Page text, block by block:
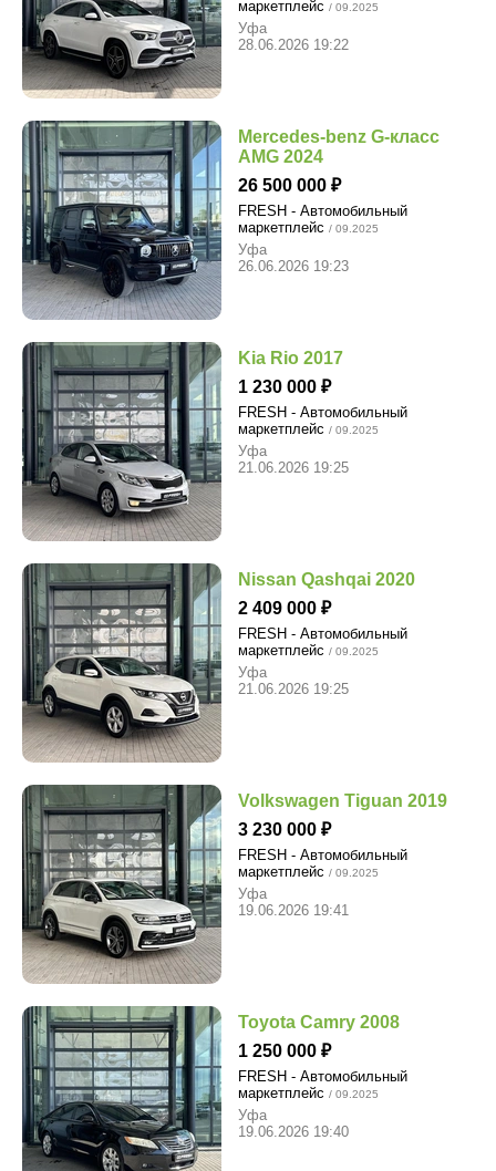
маркетплейс / 09.2025
Уфа
28.06.2026 19:22
Mercedes-benz G-класс
AMG 2024
26 500 000
FRESH - Автомобильный
маркетплейс / 09.2025
Уфа
26.06.2026 19:23
Kia Rio 2017
1 230 000
FRESH - Автомобильный
маркетплейс / 09.2025
Уфа
21.06.2026 19:25
Nissan Qashqai 2020
2 409 000
FRESH - Автомобильный
маркетплейс / 09.2025
Уфа
21.06.2026 19:25
Volkswagen Tiguan 2019
3 230 000
FRESH - Автомобильный
маркетплейс / 09.2025
Уфа
19.06.2026 19:41
Toyota Camry 2008
1 250 000
FRESH - Автомобильный
маркетплейс / 09.2025
Уфа
19.06.2026 19:40